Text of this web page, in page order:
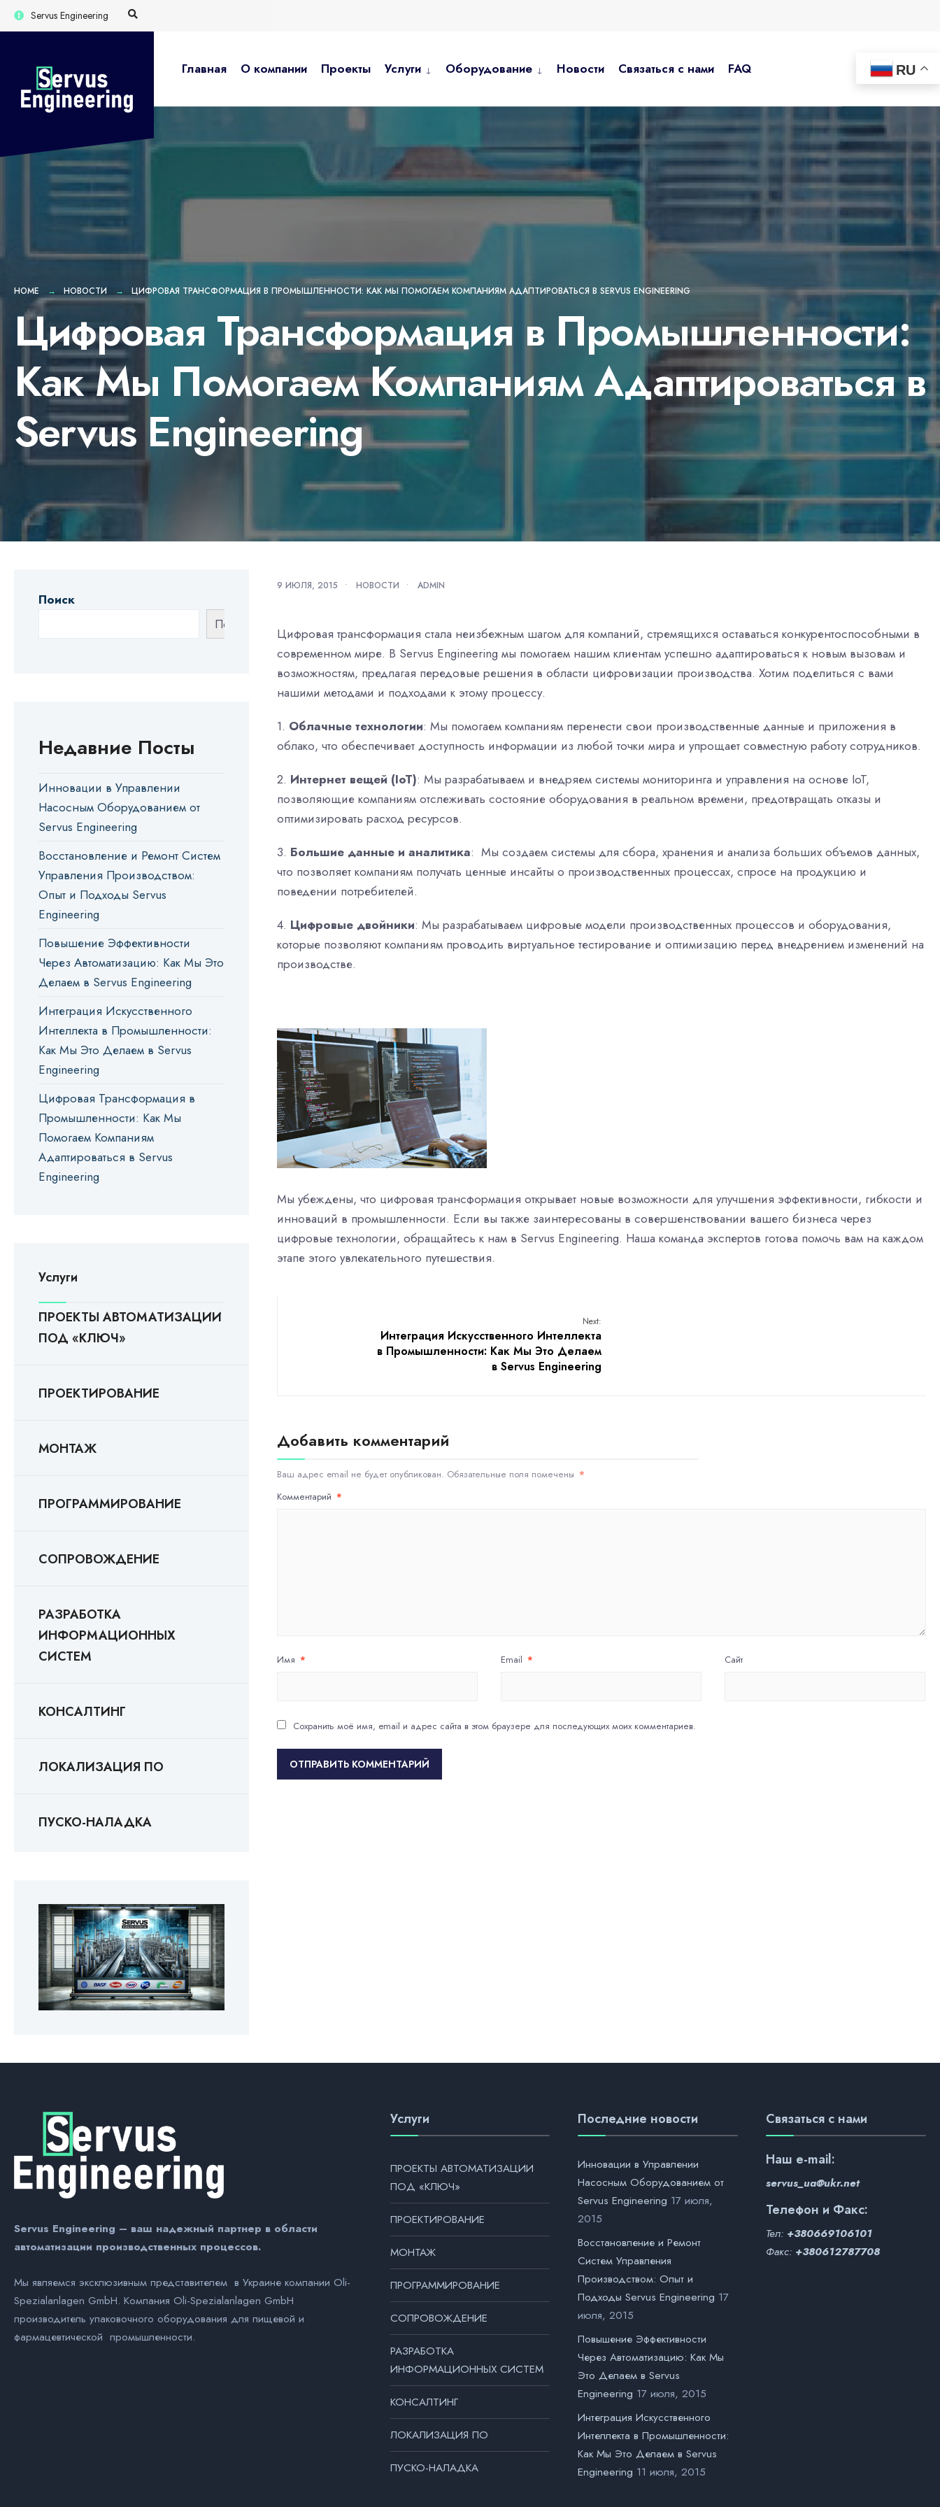
Skip
to
Servus Engineering
Главная О компании Проекты Услуги Оборудование Новости Связаться с нами FAQ RU
HOME НОВОСТИ ЦИФРОВАЯ ТРАНСФОРМАЦИЯ В ПРОМЫШЛЕННОСТИ: КАК МЫ ПОМОГАЕМ КОМПАНИЯМ АДАПТИРОВАТЬСЯ В SERVUS ENGINEERING
Цифровая Трансформация в Промышленности:
Как Мы Помогаем Компаниям Адаптироваться в
Servus Engineering
9 ИЮЛЯ, 2015 • НОВОСТИ • ADMIN
Цифровая трансформация стала неизбежным шагом для компаний, стремящихся оставаться конкурентоспособными в
современном мире. В Servus Engineering мы помогаем нашим клиентам успешно адаптироваться к новым вызовам и
возможностям, предлагая передовые решения в области цифровизации производства. Хотим поделиться с вами
нашими методами и подходами к этому процессу.
1. Облачные технологии: Мы помогаем компаниям перенести свои производственные данные и приложения в
облако, что обеспечивает доступность информации из любой точки мира и упрощает совместную работу сотрудников.
2. Интернет вещей (IoT): Мы разрабатываем и внедряем системы мониторинга и управления на основе IoT,
позволяющие компаниям отслеживать состояние оборудования в реальном времени, предотвращать отказы и
оптимизировать расход ресурсов.
3. Большие данные и аналитика: Мы создаем системы для сбора, хранения и анализа больших объемов данных,
что позволяет компаниям получать ценные инсайты о производственных процессах, спросе на продукцию и
поведении потребителей.
4. Цифровые двойники: Мы разрабатываем цифровые модели производственных процессов и оборудования,
которые позволяют компаниям проводить виртуальное тестирование и оптимизацию перед внедрением изменений на
производстве.
Мы убеждены, что цифровая трансформация открывает новые возможности для улучшения эффективности, гибкости и
инноваций в промышленности. Если вы также заинтересованы в совершенствовании вашего бизнеса через
цифровые технологии, обращайтесь к нам в Servus Engineering. Наша команда экспертов готова помочь вам на каждом
этапе этого увлекательного путешествия.
Next:
Интеграция Искусственного Интеллекта
в Промышленности: Как Мы Это Делаем
в Servus Engineering
Добавить комментарий
Ваш адрес email не будет опубликован. Обязательные поля помечены *
Комментарий *
Имя * Email * Сайт
Сохранить моё имя, email и адрес сайта в этом браузере для последующих моих комментариев.
Поиск
Поиск
Недавние Посты
Инновации в Управлении
Насосным Оборудованием от
Servus Engineering
Восстановление и Ремонт Систем
Управления Производством:
Опыт и Подходы Servus
Engineering
Повышение Эффективности
Через Автоматизацию: Как Мы Это
Делаем в Servus Engineering
Интеграция Искусственного
Интеллекта в Промышленности:
Как Мы Это Делаем в Servus
Engineering
Цифровая Трансформация в
Промышленности: Как Мы
Помогаем Компаниям
Адаптироваться в Servus
Engineering
Услуги
ПРОЕКТЫ АВТОМАТИЗАЦИИ
ПОД «КЛЮЧ»
ПРОЕКТИРОВАНИЕ
МОНТАЖ
ПРОГРАММИРОВАНИЕ
СОПРОВОЖДЕНИЕ
РАЗРАБОТКА
ИНФОРМАЦИОННЫХ
СИСТЕМ
КОНСАЛТИНГ
ЛОКАЛИЗАЦИЯ ПО
ПУСКО-НАЛАДКА
Servus Engineering – ваш надежный партнер в области
автоматизации производственных процессов.
Мы являемся эксклюзивным представителем в Украине компании Оli-
Spezialanlagen GmbH. Компания Оli-Spezialanlagen GmbH
производитель упаковочного оборудования для пищевой и
фармацевтической промышленности.
Услуги
ПРОЕКТЫ АВТОМАТИЗАЦИИ
ПОД «КЛЮЧ»
ПРОЕКТИРОВАНИЕ
МОНТАЖ
ПРОГРАММИРОВАНИЕ
СОПРОВОЖДЕНИЕ
РАЗРАБОТКА
ИНФОРМАЦИОННЫХ СИСТЕМ
КОНСАЛТИНГ
ЛОКАЛИЗАЦИЯ ПО
ПУСКО-НАЛАДКА
Последние новости
Инновации в Управлении
Насосным Оборудованием от
Servus Engineering 17 июля,
2015
Восстановление и Ремонт
Систем Управления
Производством: Опыт и
Подходы Servus Engineering 17
июля, 2015
Повышение Эффективности
Через Автоматизацию: Как Мы
Это Делаем в Servus
Engineering 17 июля, 2015
Интеграция Искусственного
Интеллекта в Промышленности:
Как Мы Это Делаем в Servus
Engineering 11 июля, 2015
Связаться с нами
Наш e-mail:
servus_ua@ukr.net
Телефон и Факс:
Тел: +380669106101
Факс: +380612787708